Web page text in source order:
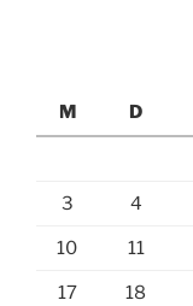
M
D
3 4
10 11
17 18